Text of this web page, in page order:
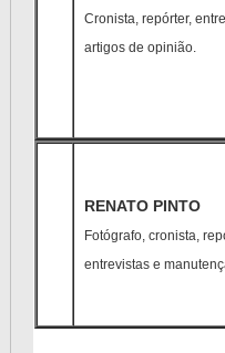
Cronista, repórter,
artigos de opinião.
RENATO PINTO
Fotógrafo, cronista,
entrevistas e